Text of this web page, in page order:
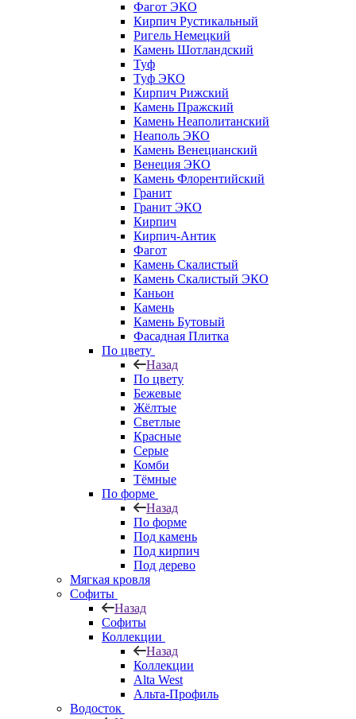
Фагот ЭКО
Кирпич Рустикальный
Ригель Немецкий
Камень Шотландский
Туф
Туф ЭКО
Кирпич Рижский
Камень Пражский
Камень Неаполитанский
Неаполь ЭКО
Камень Венецианский
Венеция ЭКО
Камень Флорентийский
Гранит
Гранит ЭКО
Кирпич
Кирпич-Антик
Фагот
Камень Скалистый
Камень Скалистый ЭКО
Каньон
Камень
Камень Бутовый
Фасадная Плитка
По цвету
Назад
По цвету
Бежевые
Жёлтые
Светлые
Красные
Серые
Комби
Тёмные
По форме
Назад
По форме
Под камень
Под кирпич
Под дерево
Мягкая кровля
Софиты
Назад
Софиты
Коллекции
Назад
Коллекции
Alta West
Альта-Профиль
Водосток